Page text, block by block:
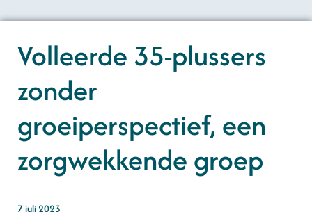
Volleerde 35-plussers
zonder
groeiperspectief, een
zorgwekkende groep
7 juli 2023